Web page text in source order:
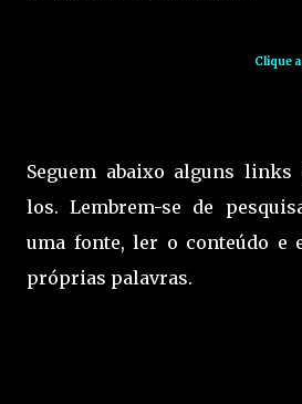
Clique
Seguem abaixo alguns links
los. Lembrem-se de
uma fonte, ler o conteúdo e
próprias palavras.